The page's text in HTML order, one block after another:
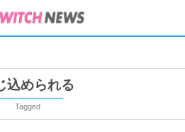
込められる
Tagged